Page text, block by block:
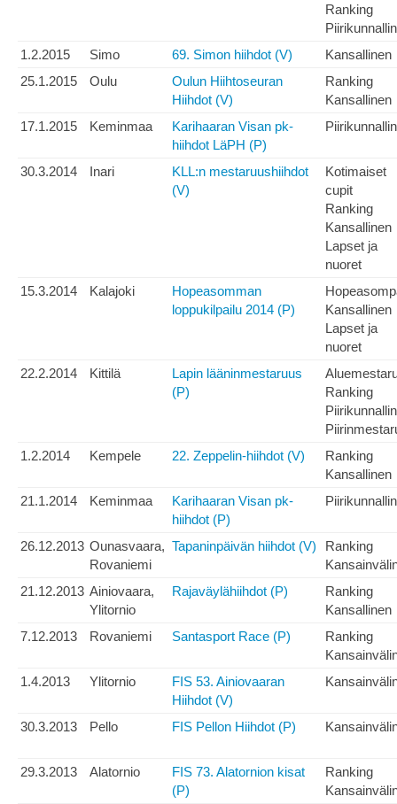
Ranking
1.2.2015
Simo 69. Simon hiihdot (V)
Kansallinen
25.1.2015
Oulu
Oulun Hiihtoseuran
Hiihdot (V)
Ranking
Kansallinen
17.1.2015
Keminmaa
Karihaaran Visan pk-
hiihdot LäPH (P)
30.3.2014 Inari
KLL:n mestaruushiihdot
(V)
Kotimaiset
cupit
Ranking
Kansallinen
Lapset ja
nuoret
15.3.2014
Kalajoki
Hopeasomman
loppukilpailu 2014 (P)
Kansallinen
Lapset ja
nuoret
22.2.2014
Kittilä
Lapin lääninmestaruus
(P)
Ranking
1.2.2014
Kempele 22. Zeppelin-hiihdot (V)
Ranking
Kansallinen
21.1.2014
Keminmaa
Karihaaran Visan pk-
hiihdot (P)
26.12.2013 Ounasvaara,
Rovaniemi
Tapaninpäivän hiihdot (V)
Ranking
21.12.2013 Ainiovaara,
Ylitornio
Rajaväylähiihdot (P)
Ranking
Kansallinen
7.12.2013
Rovaniemi Santasport Race (P)
Ranking
1.4.2013
Ylitornio
FIS 53. Ainiovaaran
Hiihdot (V)
30.3.2013 Pello FIS Pellon Hiihdot (P)
29.3.2013 Alatornio
FIS 73. Alatornion kisat
(P)
Ranking